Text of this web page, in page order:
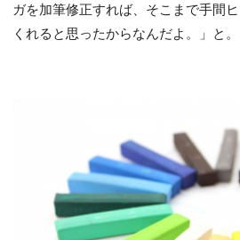
ガを加筆修正すれば、そこまで手間
くれると思ったからなんだよ。」と。